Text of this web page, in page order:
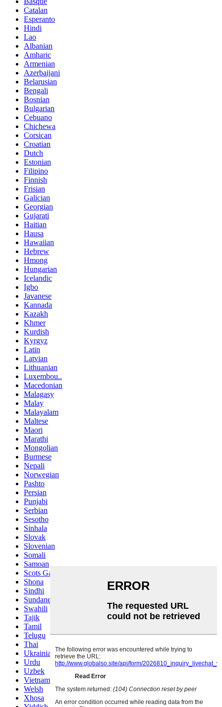
Catalan
Esperanto
Hindi
Lao
Albanian
Amharic
Armenian
Azerbaijani
Belarusian
Bengali
Bosnian
Bulgarian
Cebuano
Chichewa
Corsican
Croatian
Dutch
Estonian
Filipino
Finnish
Frisian
Galician
Georgian
Gujarati
Haitian
Hausa
Hawaiian
Hebrew
Hmong
Hungarian
Icelandic
Igbo
Javanese
Kannada
Kazakh
Khmer
Kurdish
Kyrgyz
Latin
Latvian
Lithuanian
Luxembou..
Macedonian
Malagasy
Malay
Malayalam
Maltese
Maori
Marathi
Mongolian
Burmese
Nepali
Norwegian
Pashto
Persian
Punjabi
Serbian
Sesotho
Sinhala
Slovak
Slovenian
Somali
Samoan
Scots Gaelic
Shona
Sindhi
Sundanese
Swahili
Tajik
Tamil
Telugu
Thai
Ukrainian
Urdu
Uzbek
Vietnamese
Welsh
Xhosa